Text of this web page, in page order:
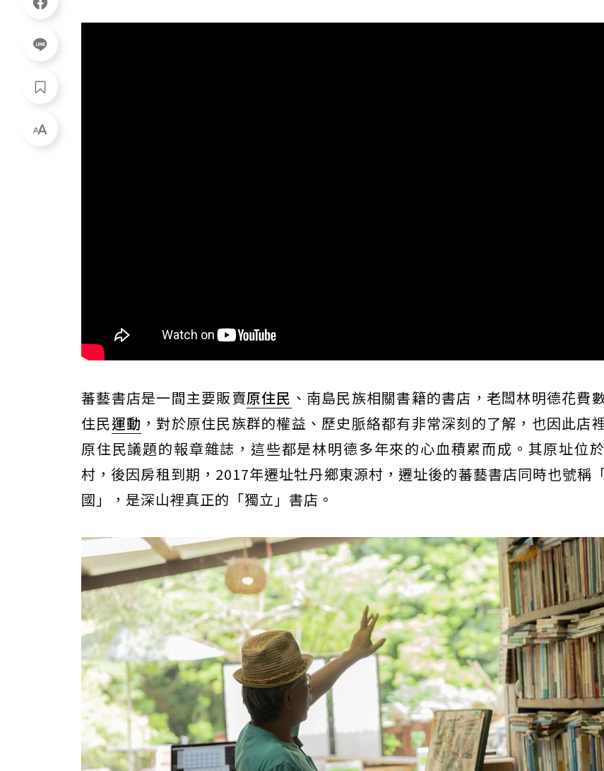
蕃藝書店是一間主要販賣原住民 、南島民族相關書籍的書店，老闆林明德花費
住民運動 ，對於原住民族群的權益、歷史脈絡都有非常深刻的了解，也因此店
原住民議題的報章雜誌，這些都是林明德多年來的心血積累而成。其原址位
村，後因房租到期，2017年遷址牡丹鄉東源村，遷址後的蕃藝書店同時也號稱
國」，是深山裡真正的「獨立」書店。